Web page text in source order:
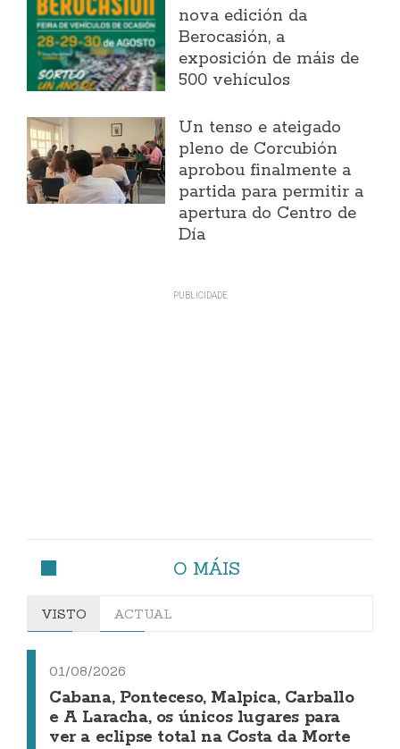
nova edición da
Berocasión, a
exposición de máis de
500 vehículos
Un tenso e ateigado
pleno de Corcubión
aprobou finalmente a
partida para permitir a
apertura do Centro de
Día
O MÁIS
VISTO ACTUAL
01/08/2026
Cabana, Ponteceso, Malpica, Carballo
e A Laracha, os únicos lugares para
ver a eclipse total na Costa da Morte